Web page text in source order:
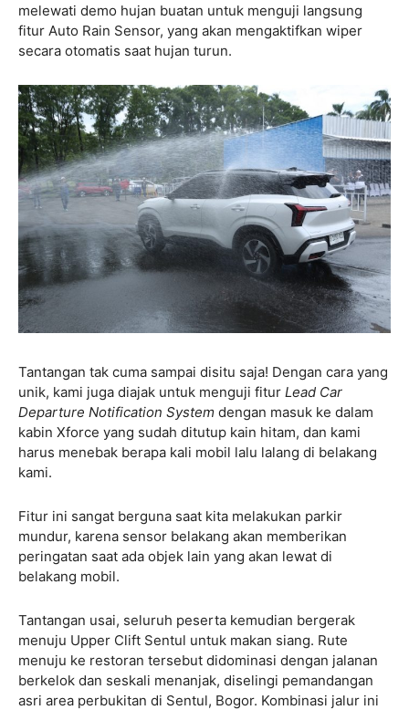
melewati demo hujan buatan untuk menguji langsung
fitur Auto Rain Sensor, yang akan mengaktifkan wiper
secara otomatis saat hujan turun.
Tantangan tak cuma sampai disitu saja! Dengan cara yang
unik, kami juga diajak untuk menguji fitur Lead Car
Departure Notification System dengan masuk ke dalam
kabin Xforce yang sudah ditutup kain hitam, dan kami
harus menebak berapa kali mobil lalu lalang di belakang
kami.
Fitur ini sangat berguna saat kita melakukan parkir
mundur, karena sensor belakang akan memberikan
peringatan saat ada objek lain yang akan lewat di
belakang mobil.
Tantangan usai, seluruh peserta kemudian bergerak
menuju Upper Clift Sentul untuk makan siang. Rute
menuju ke restoran tersebut didominasi dengan jalanan
berkelok dan seskali menanjak, diselingi pemandangan
asri area perbukitan di Sentul, Bogor. Kombinasi jalur ini